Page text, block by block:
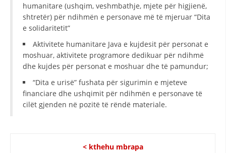
STACIONIN E UJIT SHPËTIMIT – VODNO
EOK E CK
PROJEKTE
MARRDHËNJE ME PUBLIKUN
HULUMTIMI I OPINIONIT PUBLIK
BASHKËPUNIM NDËRKOMBËTAR
humanitare (ushqim, veshmbathje, mjete për higjienë,
shtretër) për ndihmën e personave më të mjeruar “Dita
e solidaritetit”
Aktivitete humanitare Java e kujdesit për personat e
moshuar, aktivitete programore dedikuar për ndihmë
dhe kujdes për personat e moshuar dhe të pamundur;
“Dita e urisë” fushata për sigurimin e mjeteve
financiare dhe ushqimit për ndihmën e personave të
cilët gjenden në pozitë të rëndë materiale.
< kthehu mbrapa